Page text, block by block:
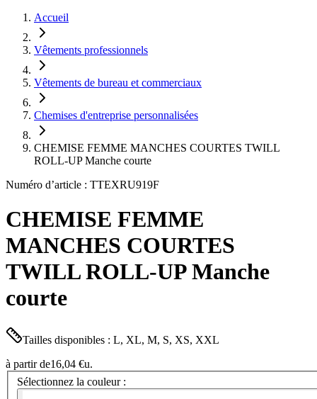
Accueil
Vêtements professionnels
Vêtements de bureau et commerciaux
Chemises d'entreprise personnalisées
CHEMISE FEMME MANCHES COURTES TWILL
ROLL-UP Manche courte
Numéro d’article : TTEXRU919F
CHEMISE FEMME
MANCHES COURTES
TWILL ROLL-UP Manche
courte
Tailles disponibles : L, XL, M, S, XS, XXL
à partir de16,04 €u.
Sélectionnez la couleur :